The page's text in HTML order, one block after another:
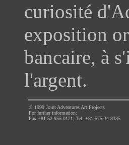
curiosité
exposition
bancaire, à
l'argent.
© 1999 Joint Adventures Art Projects
For further information:
Fax +81-52-955 0121, Tel. +81-575-34 8335